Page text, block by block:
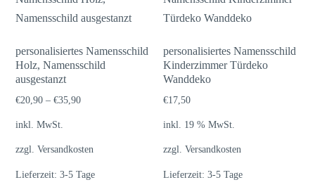
Optionen
können
Optionen
können
personalisiertes Namensschild
Holz, Namensschild
ausgestanzt
€20,90 –€35,90
inkl. MwSt.
zzgl.Versandkosten
Lieferzeit:3-5 Tage
personalisiertes Namensschild
Kinderzimmer Türdeko
Wanddeko
€17,50
inkl. 19 % MwSt.
zzgl.Versandkosten
Lieferzeit:3-5 Tage